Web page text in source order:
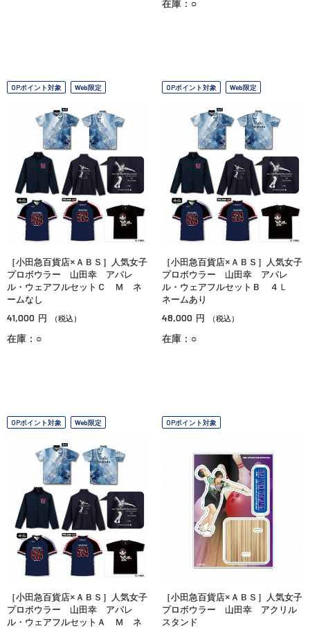
在庫：○
OPポイント対象 Web限定
［小田急百貨店×ＡＢＳ］人気女子
プロボウラー 山田幸 アパレ
ル・ウェアフルセットＣ Ｍ ネ
ームなし
41,000 円 （税込）
在庫：○
OPポイント対象 Web限定
［小田急百貨店×ＡＢＳ］人気女子
プロボウラー 山田幸 アパレ
ル・ウェアフルセットＢ ４Ｌ
ネームあり
48,000 円 （税込）
在庫：○
OPポイント対象 Web限定
［小田急百貨店×ＡＢＳ］人気女子
プロボウラー 山田幸 アパレ
ル・ウェアフルセットＡ Ｍ ネ
OPポイント対象
［小田急百貨店×ＡＢＳ］人気女子
プロボウラー 山田幸 アクリル
スタンド